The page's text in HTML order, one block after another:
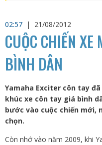
02:57 | 21/08/2012
CUỘC CHIẾN XE
BÌNH DÂN
Yamaha Exciter côn tay
khúc xe côn tay giá bình
bước vào cuộc chiến
chọn.
Còn nhớ vào năm 2009, khi